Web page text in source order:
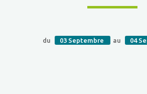
du 03 Septembre au 04